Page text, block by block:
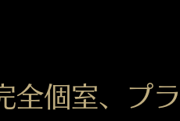
全個室、プ